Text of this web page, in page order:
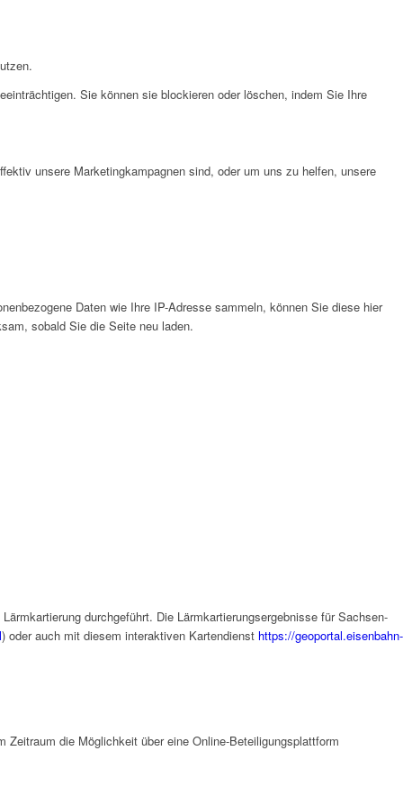
Sie können sie blockieren oder löschen, indem Sie Ihre
unsere Marketingkampagnen sind, oder um uns zu helfen, unsere
Daten wie Ihre IP-Adresse sammeln, können Sie diese hier
sobald Sie die Seite neu laden.
durchgeführt. Die Lärmkartierungsergebnisse für Sachsen-
) oder auch mit diesem interaktiven Kartendienst https://geoportal.eisenbahn-
die Möglichkeit über eine Online-Beteiligungsplattform